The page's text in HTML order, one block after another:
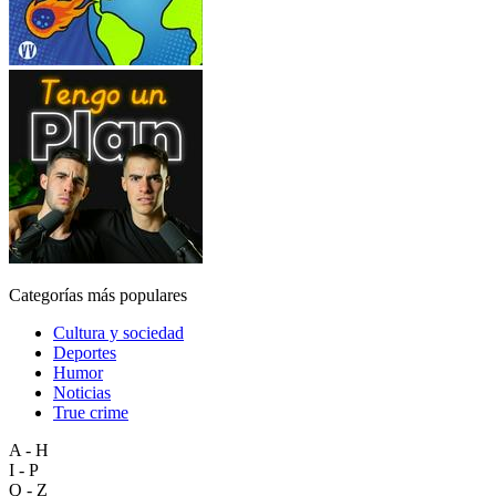
Categorías más populares
Cultura y sociedad
Deportes
Humor
Noticias
True crime
A - H
I - P
Q - Z